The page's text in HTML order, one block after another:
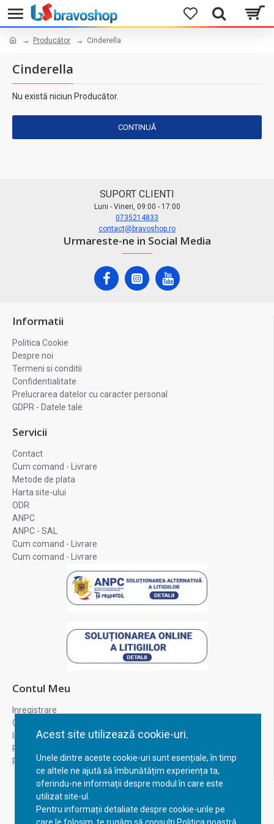
Acest site utilizează cookie-uri.
Unele dintre aceste cookie-uri sunt esențiale, în timp
ce altele ne ajută să îmbunătățim experiența ta,
oferindu-ne informații despre modul în care este
utilizat site-ul.
Pentru informații detaliate despre cookie-urile pe
Producător Cinderella
Cinderella
Nu există niciun Producător.
CONTINUĂ
SUPORT CLIENTI
Luni - Vineri, 09:00 - 17:00
0735214833
contact@bravoshop.ro
Urmareste-ne in Social Media
Informatii
Politica Cookie
Despre noi
Termeni si conditii
Confidentialitate
Prelucrarea datelor cu caracter personal
GDPR - Datele tale
Servicii
Contact
Cum comand - Livrare
Metode de plata
Harta site-ului
ODR
ANPC
ANPC - SAL
Cum comand - Livrare
Cum comand - Livrare
Contul Meu
Inregistrare
Contul meu
Istoric comenzi
Recuperare parola
Returnare produs